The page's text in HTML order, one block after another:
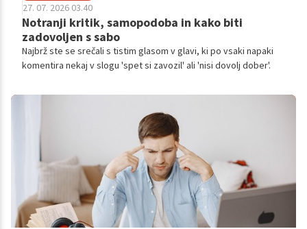
27. 07. 2026 03.40
Notranji kritik, samopodoba in kako biti
zadovoljen s sabo
Najbrž ste se srečali s tistim glasom v glavi, ki po vsaki napaki
komentira nekaj v slogu 'spet si zavozil' ali 'nisi dovolj dober'.